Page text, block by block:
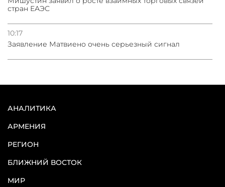
стран ЕАЭС
10:17
Заявление Матвиено очень серьезный сигнал
АНАЛИТИКА
АРМЕНИЯ
РЕГИОН
БЛИЖНИЙ ВОСТОК
МИР